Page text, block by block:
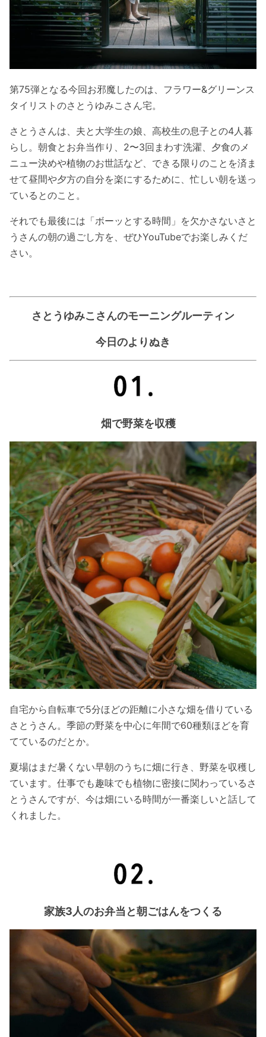
第75弾となる今回お邪魔したのは、フラワー&グリーンス
タイリストのさとうゆみこさん宅。
さとうさんは、夫と大学生の娘、高校生の息子との4人暮
らし。朝食とお弁当作り、2〜3回まわす洗濯、夕食のメ
ニュー決めや植物のお世話など、できる限りのことを済ま
せて昼間や夕方の自分を楽にするために、忙しい朝を送っ
ているとのこと。
それでも最後には「ボーッとする時間」を欠かさないさと
うさんの朝の過ごし方を、ぜひYouTubeでお楽しみくだ
さい。
さとうゆみこさんのモーニングルーティン
今日のよりぬき
畑で野菜を収穫
自宅から自転車で5分ほどの距離に小さな畑を借りている
さとうさん。季節の野菜を中心に年間で60種類ほどを育
てているのだとか。
夏場はまだ暑くない早朝のうちに畑に行き、野菜を収穫し
ています。仕事でも趣味でも植物に密接に関わっているさ
とうさんですが、今は畑にいる時間が一番楽しいと話して
くれました。
家族3人のお弁当と朝ごはんをつくる